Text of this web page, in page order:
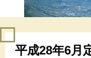
平成28年6月